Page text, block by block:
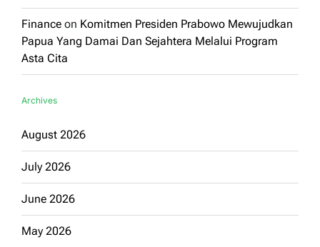
Finance on Komitmen Presiden Prabowo Mewujudkan
Papua Yang Damai Dan Sejahtera Melalui Program
Asta Cita
Archives
August 2026
July 2026
June 2026
May 2026